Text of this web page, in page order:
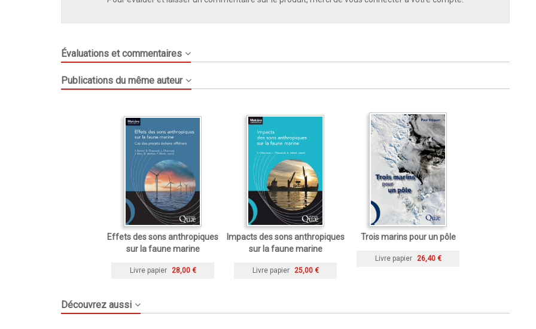
Évaluations et commentaires
Publications du même auteur
Effets des sons anthropiques
sur la faune marine
Livre papier 28,00 €
Impacts des sons anthropiques
sur la faune marine
Livre papier 25,00 €
Trois marins pour un pôle
Livre papier 26,40 €
Découvrez aussi